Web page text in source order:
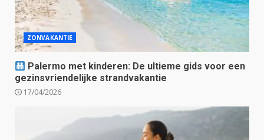
ZONVAKANTIE
Palermo met kinderen: De ultieme gids voor een
gezinsvriendelijke strandvakantie
17/04/2026